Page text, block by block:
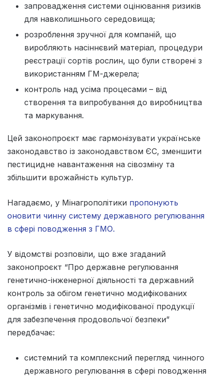
запровадження системи оцінювання ризиків
для навколишнього середовища;
розроблення зручної для компаній, що
виробляють насіннєвий матеріал, процедури
реєстрації сортів рослин, що були створені з
використанням ГМ-джерела;
контроль над усіма процесами – від
створення та випробування до виробництва
та маркування.
Цей законопроєкт має гармонізувати українське
законодавство із законодавством ЄС, зменшити
пестицидне навантаження на сівозміну та
збільшити врожайність культур.
Нагадаємо, у Мінагрополітики пропонують
оновити чинну систему державного регулювання
в сфері поводження з ГМО.
У відомстві розповіли, що вже згаданий
законопроєкт “Про державне регулювання
генетично-інженерної діяльності та державний
контроль за обігом генетично модифікованих
організмів і генетично модифікованої продукції
для забезпечення продовольчої безпеки”
передбачає:
системний та комплексний перегляд чинного
державного регулювання в сфері поводження